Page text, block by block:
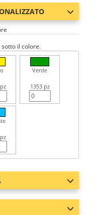
il colore.
Verde
1353 pz